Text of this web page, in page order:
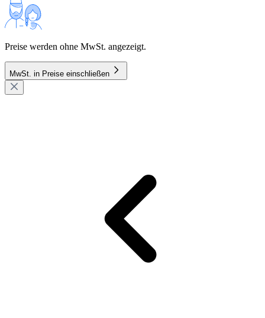
Preise werden ohne MwSt. angezeigt.
MwSt. in Preise einschließen